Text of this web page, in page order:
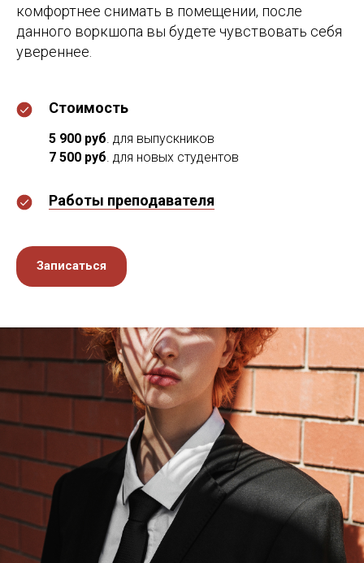
комфортнее снимать в помещении, после
данного воркшопа вы будете чувствовать себя
увереннее.
Стоимость
5 900 руб. для выпускников
7 500 руб. для новых студентов
Работы преподавателя
Записаться